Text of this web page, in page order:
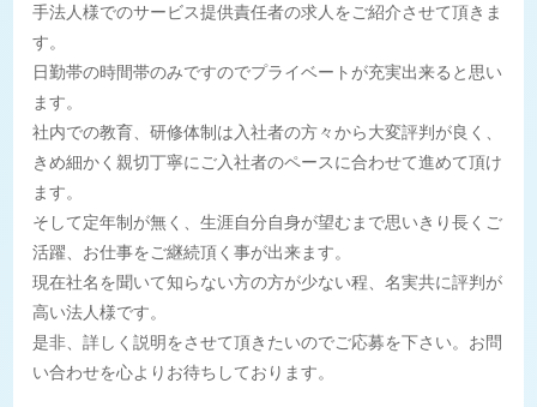
手法人様でのサービス提供責任者の求人をご紹介させて頂きま
す。
日勤帯の時間帯のみですのでプライベートが充実出来ると思い
ます。
社内での教育、研修体制は入社者の方々から大変評判が良く、
きめ細かく親切丁寧にご入社者のペースに合わせて進めて頂け
ます。
そして定年制が無く、生涯自分自身が望むまで思いきり長くご
活躍、お仕事をご継続頂く事が出来ます。
現在社名を聞いて知らない方の方が少ない程、名実共に評判が
高い法人様です。
是非、詳しく説明をさせて頂きたいのでご応募を下さい。お問
い合わせを心よりお待ちしております。